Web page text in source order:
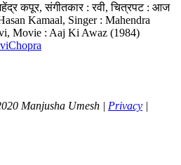
कपूर, संगीतकार : रवी, चित्रपट : आज
Kamaal, Singer : Mahendra
Movie : Aaj Ki Awaz (1984)
Manjusha Umesh | Privacy |